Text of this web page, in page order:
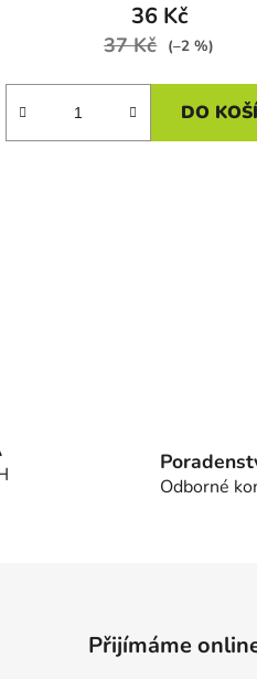
36 Kč
37 Kč (–2 %)
DO
Odborné
Přijímáme